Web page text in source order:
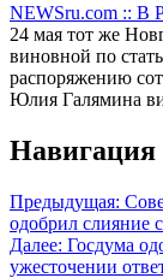
NEWSru.com :: В
24 мая тот же
виновной по
распоряжению
Юлия Галямина
Навигация
Предыдущая:
одобрил
Далее: Госдума
ужесточении